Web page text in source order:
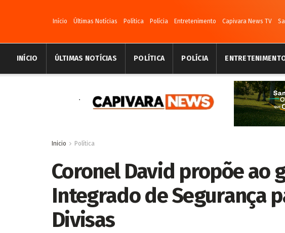
Início Últimas Notícias Política Polícia Entretenimento Capivara News TV
INÍCIO ÚLTIMAS NOTÍCIAS POLÍTICA POLÍCIA
Inicio Política
Coronel David propõe ao
Integrado de Segurança
Divisas